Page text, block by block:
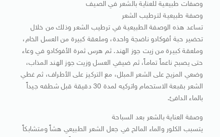
وصفات طبيعية للعناية بالشعر في الصيف
وصفة طبيعية لترطيب الشعر
تساعد هذه الوصفة الطبيعية في ترطيب الشعر وذلك من خلال
تحضير حبة أفوكادو ناضجة واحدة، وملعقة كبيرة من العسل الخام،
وملعقة كبيرة من زيت جوز الهند. ثم هرس ثمرة الأفوكادو في وعاء
حتى يصبح ناعماً تماماً، ثم ضيفي العسل وزيت جوز الهند المذاب،
وضعي المزيج على الشعر المبلل، مع التركيز على الأطراف، ثم غطي
الشعر بقبعة الاستحمام واتركيه لمدة 30 دقيقة قبل شطفه جيداً
بالماء الدافئ.
وصفة العناية بالشعر بعد السباحة
يتسبب الكلور والماء المالح في جعل الشعر الطبيعي هشاً ومتشابكاً